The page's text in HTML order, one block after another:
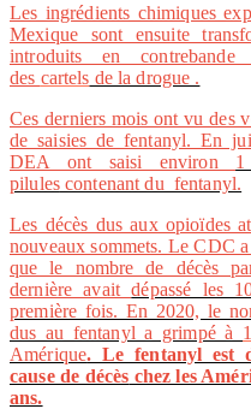
Les ingrédients chimiques
Mexique sont ensuite
introduits en
des cartels de la drogue .
Ces derniers mois ont vu des
de saisies de fentanyl. En
DEA ont saisi environ
pilulescontenant du fentanyl.
Les décès dus aux opioïdes
nouveaux sommets. Le CDC
que le nombre de décès
dernière avaitdépassé les
première fois. En 2020, le
dus au fentanyl a grimpé à
Amérique. Le fentanyl est
cause de décès chez les
ans.